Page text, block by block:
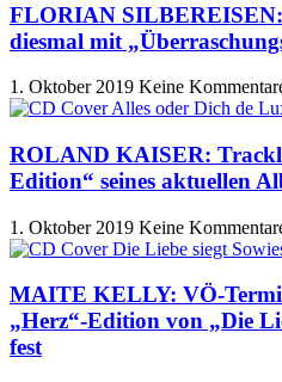
FLORIAN SILBEREISEN:
diesmal mit
1. Oktober 2019 Keine
ROLAND KAISER:
Edition“ seines aktuellen
1. Oktober 2019 Keine
MAITE KELLY: VÖ-
„Herz“-Edition von „Die
fest